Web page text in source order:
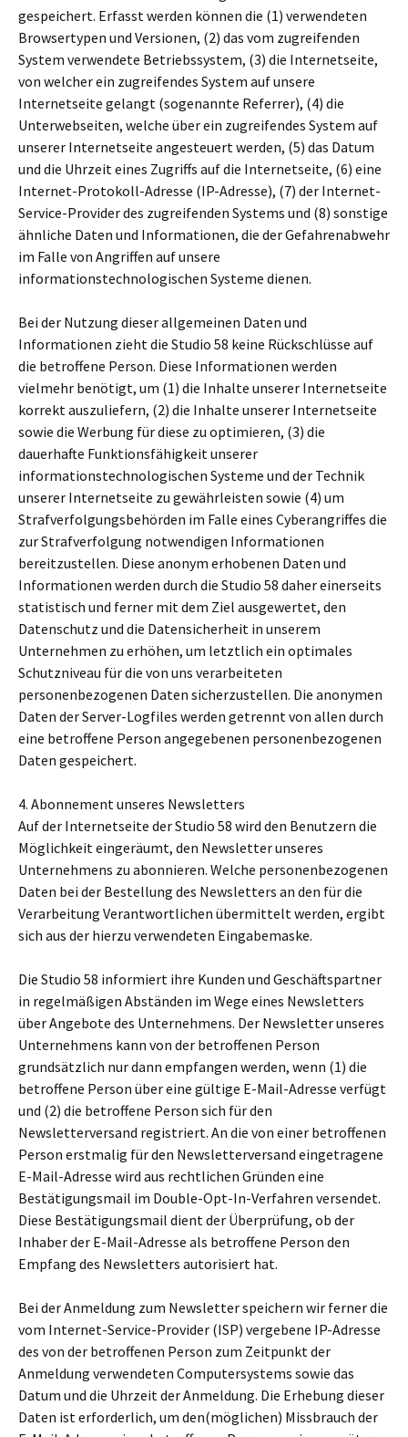
gespeichert. Erfasst werden können die (1) verwendeten
Browsertypen und Versionen, (2) das vom zugreifenden
System verwendete Betriebssystem, (3) die Internetseite,
von welcher ein zugreifendes System auf unsere
Internetseite gelangt (sogenannte Referrer), (4) die
Unterwebseiten, welche über ein zugreifendes System auf
unserer Internetseite angesteuert werden, (5) das Datum
und die Uhrzeit eines Zugriffs auf die Internetseite, (6) eine
Internet-Protokoll-Adresse (IP-Adresse), (7) der Internet-
Service-Provider des zugreifenden Systems und (8) sonstige
ähnliche Daten und Informationen, die der Gefahrenabwehr
im Falle von Angriffen auf unsere
informationstechnologischen Systeme dienen.
Bei der Nutzung dieser allgemeinen Daten und
Informationen zieht die Studio 58 keine Rückschlüsse auf
die betroffene Person. Diese Informationen werden
vielmehr benötigt, um (1) die Inhalte unserer Internetseite
korrekt auszuliefern, (2) die Inhalte unserer Internetseite
sowie die Werbung für diese zu optimieren, (3) die
dauerhafte Funktionsfähigkeit unserer
informationstechnologischen Systeme und der Technik
unserer Internetseite zu gewährleisten sowie (4) um
Strafverfolgungsbehörden im Falle eines Cyberangriffes die
zur Strafverfolgung notwendigen Informationen
bereitzustellen. Diese anonym erhobenen Daten und
Informationen werden durch die Studio 58 daher einerseits
statistisch und ferner mit dem Ziel ausgewertet, den
Datenschutz und die Datensicherheit in unserem
Unternehmen zu erhöhen, um letztlich ein optimales
Schutzniveau für die von uns verarbeiteten
personenbezogenen Daten sicherzustellen. Die anonymen
Daten der Server-Logfiles werden getrennt von allen durch
eine betroffene Person angegebenen personenbezogenen
Daten gespeichert.
4. Abonnement unseres Newsletters
Auf der Internetseite der Studio 58 wird den Benutzern die
Möglichkeit eingeräumt, den Newsletter unseres
Unternehmens zu abonnieren. Welche personenbezogenen
Daten bei der Bestellung des Newsletters an den für die
Verarbeitung Verantwortlichen übermittelt werden, ergibt
sich aus der hierzu verwendeten Eingabemaske.
Die Studio 58 informiert ihre Kunden und Geschäftspartner
in regelmäßigen Abständen im Wege eines Newsletters
über Angebote des Unternehmens. Der Newsletter unseres
Unternehmens kann von der betroffenen Person
grundsätzlich nur dann empfangen werden, wenn (1) die
betroffene Person über eine gültige E-Mail-Adresse verfügt
und (2) die betroffene Person sich für den
Newsletterversand registriert. An die von einer betroffenen
Person erstmalig für den Newsletterversand eingetragene
E-Mail-Adresse wird aus rechtlichen Gründen eine
Bestätigungsmail im Double-Opt-In-Verfahren versendet.
Diese Bestätigungsmail dient der Überprüfung, ob der
Inhaber der E-Mail-Adresse als betroffene Person den
Empfang des Newsletters autorisiert hat.
Bei der Anmeldung zum Newsletter speichern wir ferner die
vom Internet-Service-Provider (ISP) vergebene IP-Adresse
des von der betroffenen Person zum Zeitpunkt der
Anmeldung verwendeten Computersystems sowie das
Datum und die Uhrzeit der Anmeldung. Die Erhebung dieser
Daten ist erforderlich, um den(möglichen) Missbrauch der